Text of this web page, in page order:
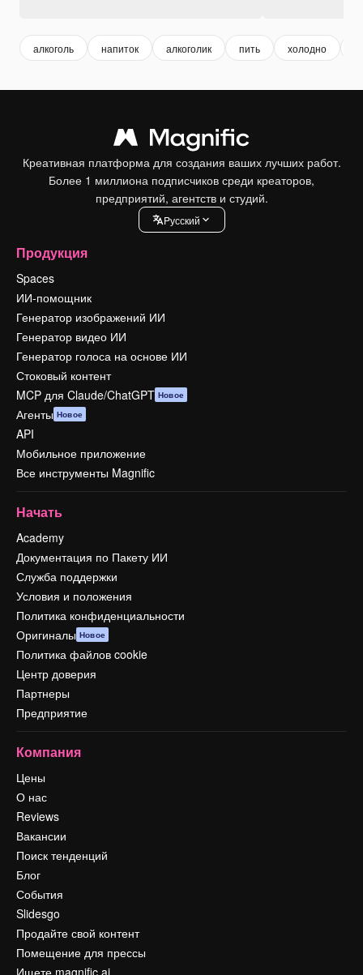
алкоголь напиток алкоголик пить холодно
Креативная платформа для создания ваших лучших работ.
Более 1 миллиона подписчиков среди креаторов,
предприятий, агентств и студий.
Pусский
Продукция
Spaces
ИИ-помощник
Генератор изображений ИИ
Генератор видео ИИ
Генератор голоса на основе ИИ
Стоковый контент
MCP для Claude/ChatGPT Новое
Агенты Новое
API
Мобильное приложение
Все инструменты Magnific
Начать
Academy
Документация по Пакету ИИ
Служба поддержки
Условия и положения
Политика конфиденциальности
Оригиналы Новое
Политика файлов cookie
Центр доверия
Партнеры
Предприятие
Компания
Цены
О нас
Reviews
Вакансии
Поиск тенденций
Блог
События
Slidesgo
Продайте свой контент
Помещение для прессы